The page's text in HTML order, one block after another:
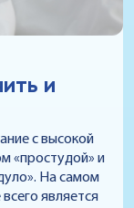
и
с высокой
«простудой» и
самом
является